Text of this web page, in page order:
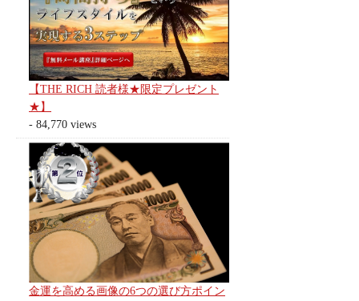
【THE RICH 読者様★限定プレゼント
★】
- 84,770 views
金運を高める画像の6つの選び方ポイン